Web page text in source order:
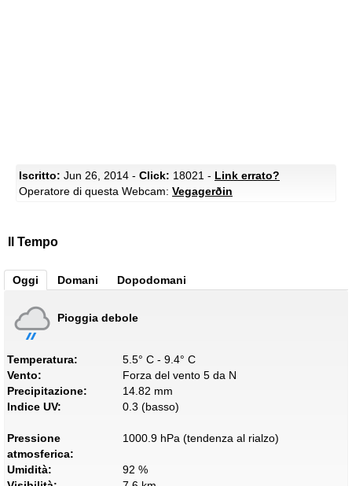
Iscritto: Jun 26, 2014 - Click: 18021 - Link errato?
Operatore di questa Webcam: Vegagerðin
Il Tempo
Oggi Domani Dopodomani
Pioggia debole
Temperatura:
5.5° C - 9.4° C
Vento:
Forza del vento 5 da N
Precipitazione:
14.82 mm
Indice UV:
0.3 (basso)
Pressione
atmosferica:
1000.9 hPa (tendenza al rialzo)
Umidità:
92 %